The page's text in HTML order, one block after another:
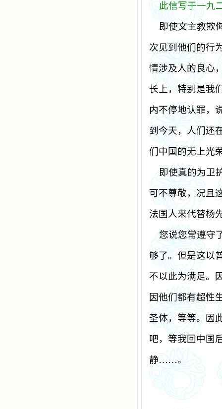
此信写于一九
即使文主教欺
次见到他们的行
情涉及人的良心
长上，特别是我
内不停地认罪，
到今天，人们还
们中国的无上光
即使真的为卫
可不尊敬，况且
法国人来代替杨
您说您常遵守
够了。但是这以
不以此为满足。
因他们都有超性
圣体，等等。因
吧，等我回中国
静……。